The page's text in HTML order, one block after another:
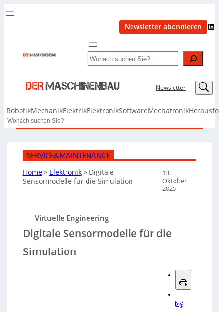
Newsletter abonnieren LinkedIn
Search
Newsletter LinkedIn
RobotikMechanikElektrikElektronikSoftwareMechatronik
Search
SERVICE&MAINTENANCE
Home» Elektronik» Digitale
Sensormodelle für die Simulation
13.
Oktober
2025
Virtuelle Engineering
Digitale Sensormodelle für die
Simulation